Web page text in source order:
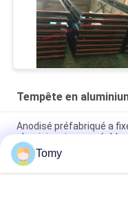
Tempête en
Anodisé préfabriqué a
aluminium imperméable
Tissu pour rideaux en
fenêtre UPVC d'auvent
Tomy